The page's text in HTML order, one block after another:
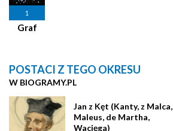
1
Graf
POSTACI Z TEGO OKRESU
W BIOGRAMY.PL
Jan z Kęt (Kanty, z Malca,
Maleus, de Martha,
Wacięga)